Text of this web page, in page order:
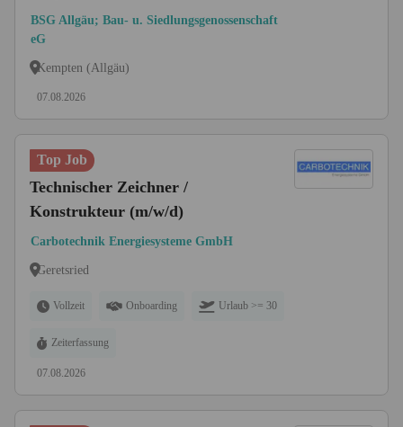
BSG Allgäu; Bau- u. Siedlungsgenossenschaft
eG
Kempten (Allgäu)
07.08.2026
Top Job
Technischer Zeichner /
Konstrukteur (m/w/d)
Carbotechnik Energiesysteme GmbH
Geretsried
Vollzeit Onboarding Urlaub >= 30
Zeiterfassung
07.08.2026